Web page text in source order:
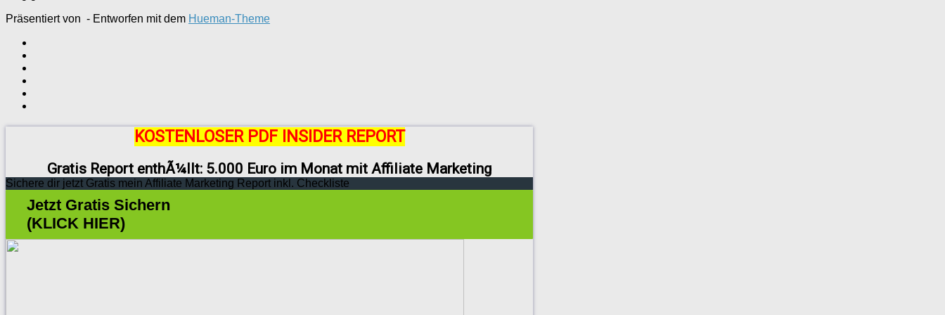
Präsentiert von - Entworfen mit dem Hueman-Theme
KOSTENLOSER PDF INSIDER REPORT
Gratis Report enthÃ¼llt: 5.000 Euro im Monat mit Affiliate Marketing
Sichere dir jetzt Gratis mein Affiliate Marketing Report inkl. Checkliste
Jetzt Gratis Sichern
(KLICK HIER)